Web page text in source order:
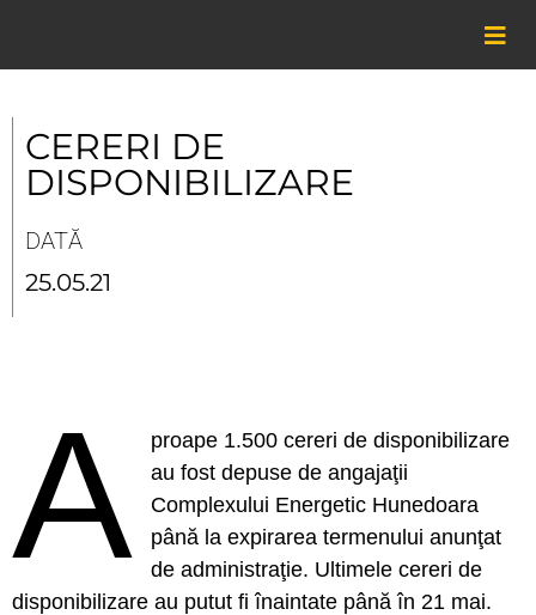
content
CERERI DE
DISPONIBILIZARE
DATĂ
25.05.21
A
proape 1.500 cereri de disponibilizare
au fost depuse de angajaţii
Complexului Energetic Hunedoara
până la expirarea termenului anunţat
de administraţie. Ultimele cereri de
disponibilizare au putut fi înaintate până în 21 mai.